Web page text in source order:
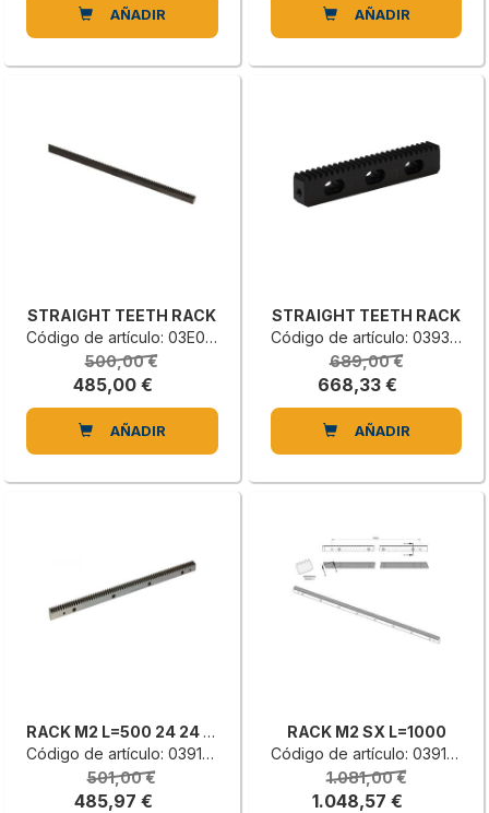
AÑADIR AÑADIR
STRAIGHT TEETH RACK
Código de artículo: 03E0120142H
500,00 €
485,00 €
AÑADIR
STRAIGHT TEETH RACK
Código de artículo: 0393442004G
689,00 €
668,33 €
AÑADIR
RACK M2 L=500 24 24 -RH
Código de artículo: 0391314019L
501,00 €
485,97 €
RACK M2 SX L=1000
Código de artículo: 0391314015A
1.081,00 €
1.048,57 €